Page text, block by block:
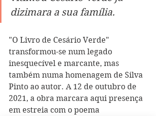
dizimara a sua família.
"O Livro de Cesário Verde"
transformou-se num legado
inesquecível e marcante, mas
também numa homenagem de Silva
Pinto ao autor. A 12 de outubro de
2021, a obra marcara aqui presença
em estreia com o poema